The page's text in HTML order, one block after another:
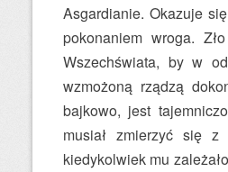
Asgardianie. Okazuje
pokonaniem wroga.
Wszechświata, by w
wzmożoną rządzą
bajkowo, jest
musiał zmierzyć się
kiedykolwiek mu